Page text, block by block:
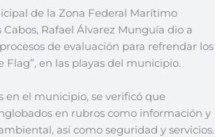
de la Zona Federal Marítimo
Rafael Álvarez Munguía dio a
de evaluación para refrendar los
en las playas del municipio.
en el municipio, se verificó que
en rubros como información y
así como seguridad y servicios.